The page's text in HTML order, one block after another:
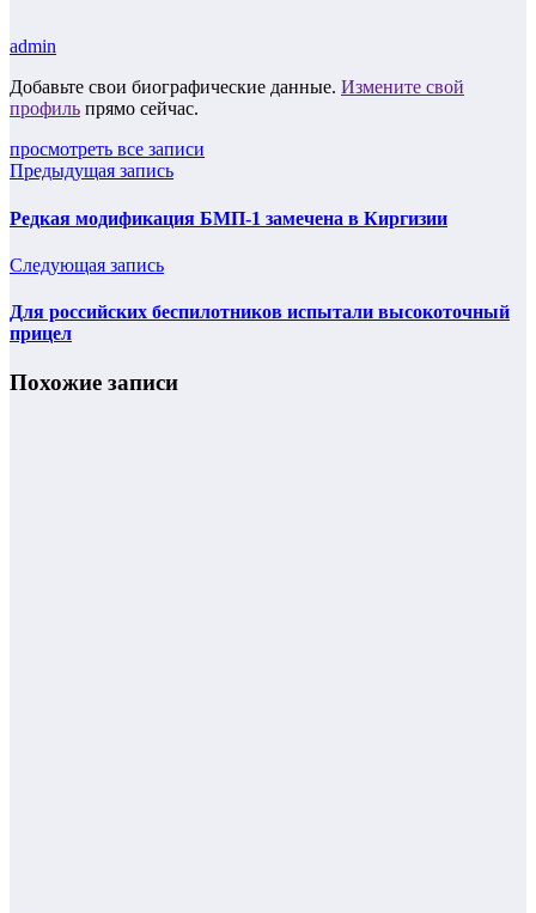
admin
Добавьте свои биографические данные. Измените свой
профиль прямо сейчас.
просмотреть все записи
Предыдущая запись
Редкая модификация БМП-1 замечена в Киргизии
Следующая запись
Для российских беспилотников испытали высокоточный
прицел
Похожие записи